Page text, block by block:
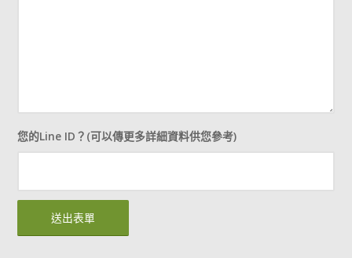
您的Line ID？(可以傳更多詳細資料供您參考)